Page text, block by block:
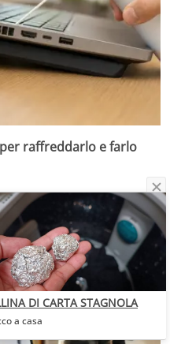
raffreddarlo e farlo
in casa o in ufficio,
dopo…
DI CARTA STAGNOLA
a casa